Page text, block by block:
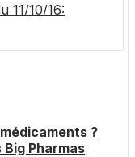
11/10/16:
?
Pharmas